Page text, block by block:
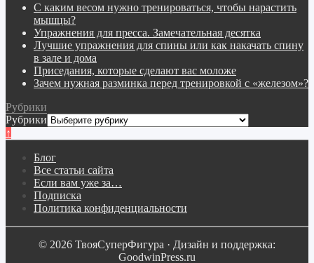
С каким весом нужно тренироваться, чтобы нарастить
мышцы?
Упражнения для пресса. Замечательная десятка
Лучшие упражнения для спины или как накачать спину
в зале и дома
Приседания, которые сделают вас моложе
Зачем нужная разминка перед тренировкой с «железом»?
Рубрики
Рубрики
↑
Блог
Все статьи сайта
Если вам уже за…
Подписка
Политика конфиденциальности
© 2026 ТвояСуперФигура · Дизайн и поддержка:
GoodwinPress.ru